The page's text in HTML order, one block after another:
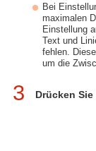
Bei
maximalen
Einstellung
Text und
fehlen.
um die
3 Drücken Sie